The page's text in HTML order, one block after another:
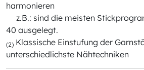
harmonieren
z.B.: sind die meisten
40 ausgelegt.
(2) Klassische Einstufung der
unterschiedlichste Nähtechniken